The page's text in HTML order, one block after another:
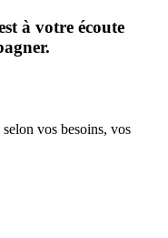
à votre écoute
vos besoins, vos